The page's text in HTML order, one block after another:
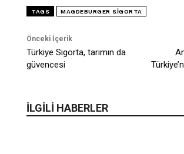
TAGS MAGDEBURGER SIGORTA
Önceki İçerik
Türkiye Sigorta, tarımın da
güvencesi
İLGİLİ HABERLER